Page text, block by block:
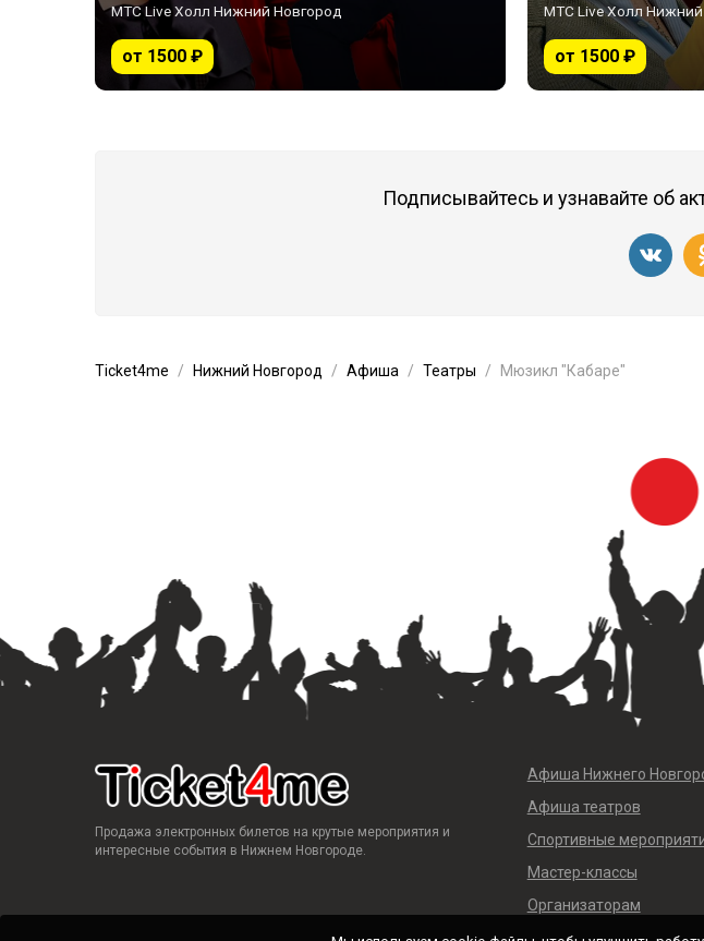
МТС Live Холл Нижний Новгород
от 1500 ₽
МТС Live Холл Нижний
от 1500 ₽
Подписывайтесь и узнавайте об
Ticket4me Нижний Новгород Афиша Театры Мюзикл "Кабаре"
Продажа электронных билетов на крутые мероприятия и
интересные события в Нижнем Новгороде.
Афиша Нижнего
Афиша театров
Спортивные
Мастер-классы
Организаторам